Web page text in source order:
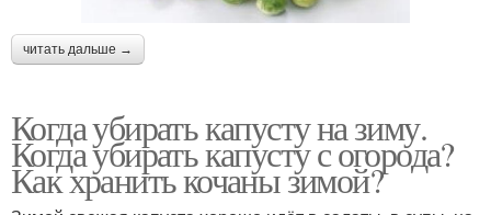
читать дальше →
Когда убирать капусту на зиму.
Когда убирать капусту с огорода?
Как хранить кочаны зимой?